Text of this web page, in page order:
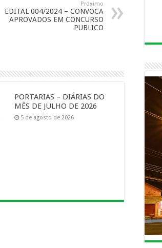
Próximo
EDITAL 004/2024 – CONVOCA
APROVADOS EM CONCURSO
PUBLICO
PORTARIAS – DIÁRIAS DO
MÊS DE JULHO DE 2026
5 de agosto de 2026